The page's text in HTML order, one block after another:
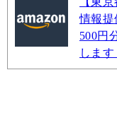
情報提
500円
します